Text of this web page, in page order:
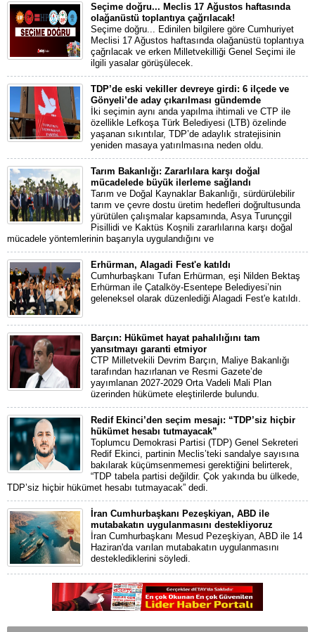
Seçime doğru... Meclis 17 Ağustos haftasında
olağanüstü toplantıya çağrılacak!
Seçime doğru... Edinilen bilgilere göre Cumhuriyet
Meclisi 17 Ağustos haftasında olağanüstü toplantıya
çağrılacak ve erken Milletvekilliği Genel Seçimi ile
ilgili yasalar görüşülecek.
TDP’de eski vekiller devreye girdi: 6 ilçede ve
Gönyeli’de aday çıkarılması gündemde
İki seçimin aynı anda yapılma ihtimali ve CTP ile
özellikle Lefkoşa Türk Belediyesi (LTB) özelinde
yaşanan sıkıntılar, TDP’de adaylık stratejisinin
yeniden masaya yatırılmasına neden oldu.
Tarım Bakanlığı: Zararlılara karşı doğal
mücadelede büyük ilerleme sağlandı
Tarım ve Doğal Kaynaklar Bakanlığı, sürdürülebilir
tarım ve çevre dostu üretim hedefleri doğrultusunda
yürütülen çalışmalar kapsamında, Asya Turunçgil
Pisillidi ve Kaktüs Koşnili zararlılarına karşı doğal
mücadele yöntemlerinin başarıyla uygulandığını ve
Erhürman, Alagadi Fest'e katıldı
Cumhurbaşkanı Tufan Erhürman, eşi Nilden Bektaş
Erhürman ile Çatalköy-Esentepe Belediyesi’nin
geleneksel olarak düzenlediği Alagadi Fest'e katıldı.
Barçın: Hükümet hayat pahalılığını tam
yansıtmayı garanti etmiyor
CTP Milletvekili Devrim Barçın, Maliye Bakanlığı
tarafından hazırlanan ve Resmi Gazete’de
yayımlanan 2027-2029 Orta Vadeli Mali Plan
üzerinden hükümete eleştirilerde bulundu.
Redif Ekinci’den seçim mesajı: “TDP’siz hiçbir
hükümet hesabı tutmayacak”
Toplumcu Demokrasi Partisi (TDP) Genel Sekreteri
Redif Ekinci, partinin Meclis’teki sandalye sayısına
bakılarak küçümsenmemesi gerektiğini belirterek,
“TDP tabela partisi değildir. Çok yakında bu ülkede,
TDP’siz hiçbir hükümet hesabı tutmayacak” dedi.
İran Cumhurbaşkanı Pezeşkiyan, ABD ile
mutabakatın uygulanmasını destekliyoruz
İran Cumhurbaşkanı Mesud Pezeşkiyan, ABD ile 14
Haziran'da varılan mutabakatın uygulanmasını
desteklediklerini söyledi.